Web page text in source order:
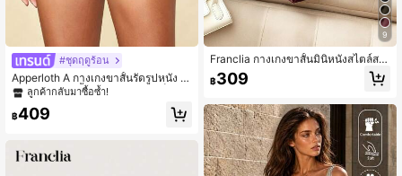
#ชุดฤดูร้อน
Apperloth A กางเกงขาสั้นรัดรูปหนัง P
U ตกแต่งหมุดย้ำเอวสูงสไตล์พังก์ร็อกสี
ลูกค้ากลับมาซื้อซ้ำ!
฿409
9
Franclia กางเกงขาสั้นมินิหนังสไตล์สต
รีทลำลองสำหรับผู้หญิง เหมาะสำหรับงา
นรับปริญญา ชุดครูผู้หญิงใส่ไปโรงเรียน
฿309